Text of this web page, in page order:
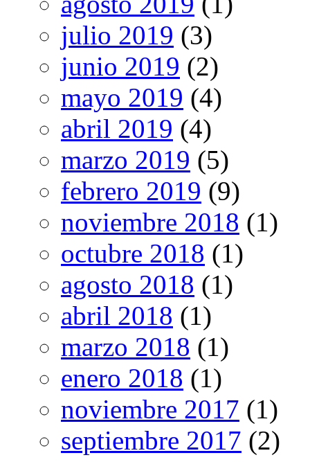
julio 2019 (3)
junio 2019 (2)
mayo 2019 (4)
abril 2019 (4)
marzo 2019 (5)
febrero 2019 (9)
noviembre 2018 (1)
octubre 2018 (1)
agosto 2018 (1)
abril 2018 (1)
marzo 2018 (1)
enero 2018 (1)
noviembre 2017 (1)
septiembre 2017 (2)